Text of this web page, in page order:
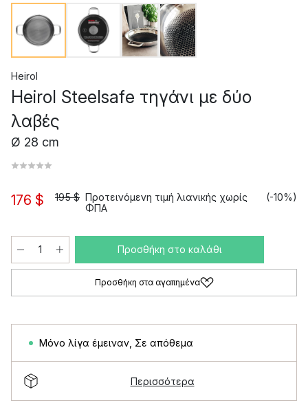
Heirol
Heirol Steelsafe τηγάνι με δύο
λαβές
Ø 28 cm
176 $ 195 $ Προτεινόμενη τιμή λιανικής χωρίς
ΦΠΑ
(-10%)
Προσθήκη στο καλάθι
Προσθήκη στα αγαπημένα
Μόνο λίγα έμειναν Σε απόθεμα
Περισσότερα